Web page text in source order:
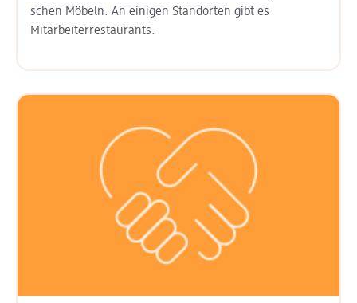
schen Möbeln. An einigen Stand­orten gibt es
Mitarbeiter­restaurants.